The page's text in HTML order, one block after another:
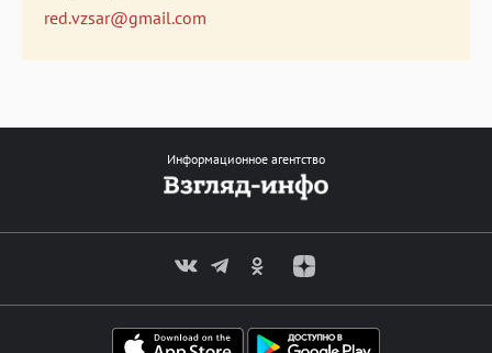
red.vzsar@gmail.com
Информационное агентство